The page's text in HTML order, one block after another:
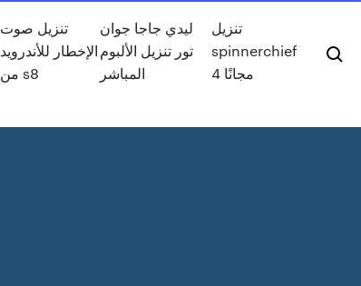
تنزيل صوت
الإخطار للأندرويد
من s8
ليدي جاجا جوان
تور تنزيل الألبوم
المباشر
تنزيل
spinnerchief
4 مجانًا